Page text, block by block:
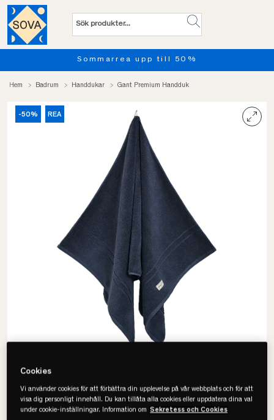
Sommarrea upp till 50%
Hem Badrum Handdukar Gant Premium Handduk
-50% REA
Cookies
Vi använder cookies för att förbättra din upplevelse på vår webbplats och för att
visa dig personligt innehåll. Du kan tillåta alla cookies eller uppdatera dina val
under cookie-inställningar. Information om Sekretess och Cookies